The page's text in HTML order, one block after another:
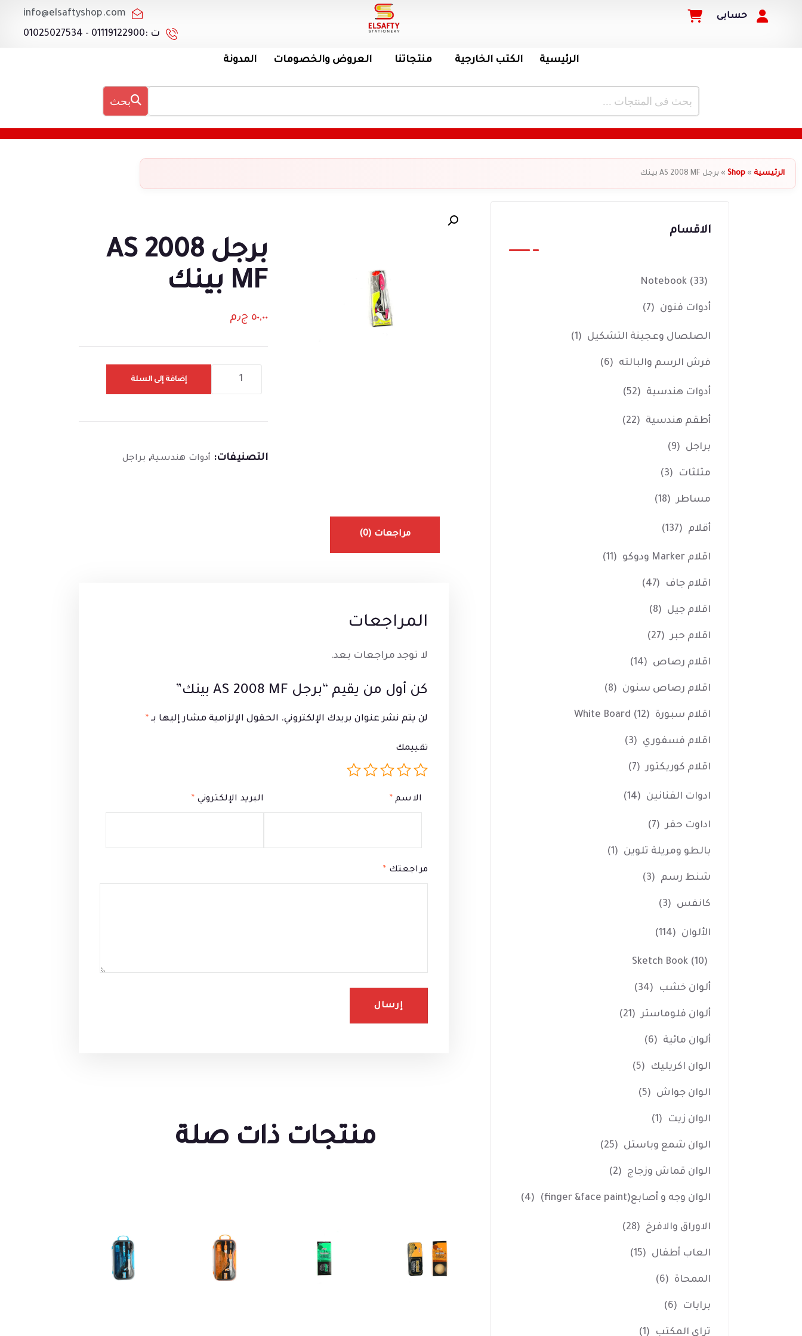
حسابى
info@elsaftyshop.com
ت :01119122900 - 01025027534
الرئيسية الكتب الخارجية منتجاتنا العروض والخصومات المدونة
بحث
الرئيسية »
Shop
» برجل AS 2008 MF بينك
برجل AS 2008
MF بينك
٥٠,٠٠ ج٫م
إضافة إلى السلة
التصنيفات: أدوات هندسية, براجل
مراجعات (0)
المراجعات
لا توجد مراجعات بعد.
كن أول من يقيم “برجل AS 2008 MF بينك”
لن يتم نشر عنوان بريدك الإلكتروني. الحقول الإلزامية مشار إليها بـ *
تقييمك
مراجعتك *
الاسم * البريد الإلكتروني *
منتجات ذات صلة
الاقسام
Notebook (33)
أدوات فنون (7)
الصلصال وعجينة التشكيل (1)
فرش الرسم والبالته (6)
أدوات هندسية (52)
أطقم هندسية (22)
براجل (9)
مثلثات (3)
مساطر (18)
أقلام (137)
اقلام Marker ودوكو (11)
اقلام جاف (47)
اقلام جيل (8)
اقلام حبر (27)
اقلام رصاص (14)
اقلام رصاص سنون (8)
اقلام سبورة White Board (12)
اقلام فسفوري (3)
اقلام كوريكتور (7)
ادوات الفنانين (14)
اداوت حفر (7)
بالطو ومريلة تلوين (1)
شنط رسم (3)
كانفس (3)
الألوان (114)
Sketch Book (10)
ألوان خشب (34)
ألوان فلوماستر (21)
ألوان مائية (6)
الوان اكريليك (5)
الوان جواش (5)
الوان زيت (1)
الوان شمع وباستل (25)
الوان قماش وزجاج (2)
الوان وجه و أصابع(finger &face paint) (4)
الاوراق والافرخ (28)
العاب أطفال (15)
الممحاة (6)
برايات (6)
تراي المكتب (1)